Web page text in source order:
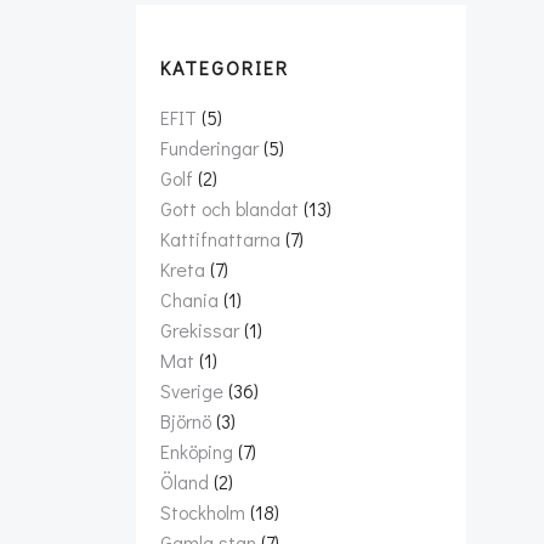
KATEGORIER
EFIT (5)
Funderingar(5)
Golf (2)
Gott och blandat (13)
Kattifnattarna (7)
Kreta (7)
Chania (1)
Grekissar(1)
Mat (1)
Sverige(36)
Björnö(3)
Enköping (7)
Öland (2)
Stockholm (18)